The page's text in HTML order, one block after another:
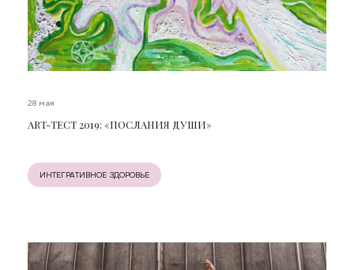
28 мая
ART-ТЕСТ 2019: «ПОСЛАНИЯ ДУШИ»
ИНТЕГРАТИВНОЕ ЗДОРОВЬЕ